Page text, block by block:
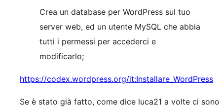
Crea un database per WordPress sul tuo
server web, ed un utente MySQL che abbia
tutti i permessi per accederci e
modificarlo;
https://codex.wordpress.org/it:Installare_WordPress
Se è stato già fatto, come dice luca21 a volte ci sono